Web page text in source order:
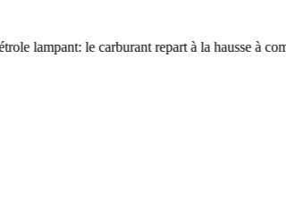
le carburant repart à la hausse à compter du